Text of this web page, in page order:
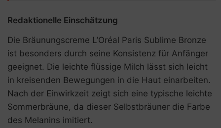
Redaktionelle Einschätzung
Die Bräunungscreme L’Oréal Paris Sublime Bronze
ist besonders durch seine Konsistenz für Anfänger
geeignet. Die leichte flüssige Milch lässt sich leicht
in kreisenden Bewegungen in die Haut einarbeiten.
Nach der Einwirkzeit zeigt sich eine typische leichte
Sommerbräune, da dieser Selbstbräuner die Farbe
des Melanins imitiert.